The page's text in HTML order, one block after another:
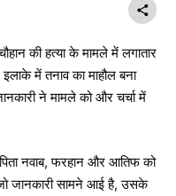
की हत्या के मामले में लगातार
में तनाव का माहौल बना
ने मामले को और चर्चा में
नवाब, फरहान और आतिफ को
जानकारी सामने आई है, उसके